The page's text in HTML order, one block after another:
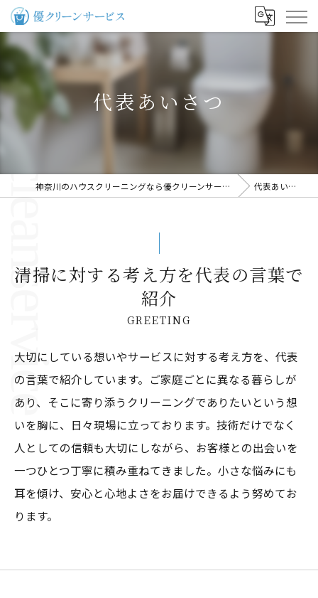
代表あいさつ
神奈川のハウスクリーニングなら優クリーンサービス 代表あいさつ
清掃に対する考え方を代表の言葉で
紹介
GREETING
大切にしている想いやサービスに対する考え方を、代表
の言葉で紹介しています。ご家庭ごとに異なる暮らしが
あり、そこに寄り添うクリーニングでありたいという想
いを胸に、日々現場に立っております。技術だけでなく
人としての信頼も大切にしながら、お客様との出会いを
一つひとつ丁寧に積み重ねてきました。小さな悩みにも
耳を傾け、安心と心地よさをお届けできるよう努めてお
ります。